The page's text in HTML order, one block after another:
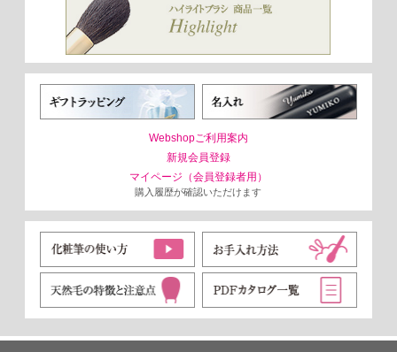
Webshopご利用案内
新規会員登録
マイページ（会員登録者用）
購入履歴が確認いただけます